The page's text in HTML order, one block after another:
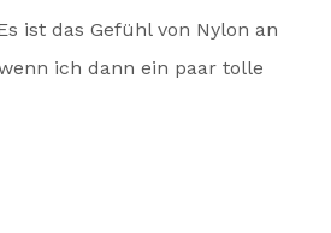
ist das Gefühl von Nylon an
ich dann ein paar tolle